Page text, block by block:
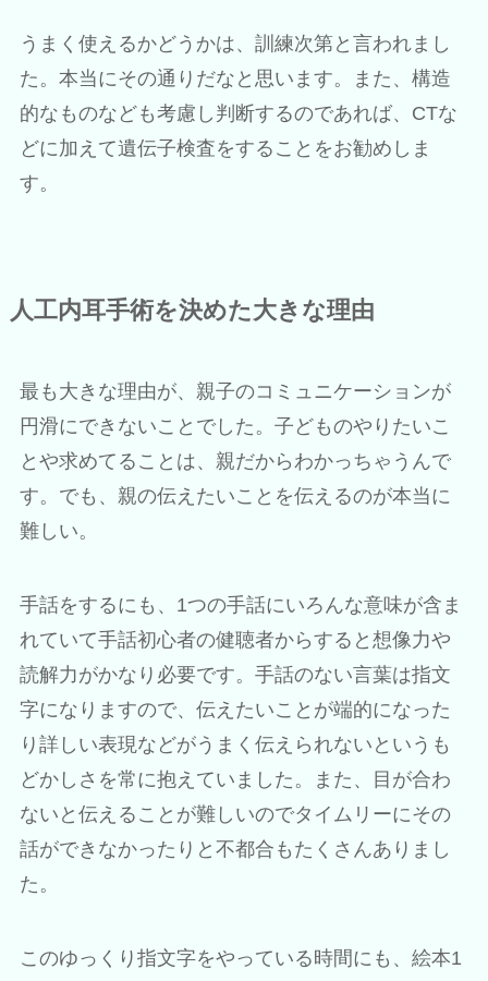
うまく使えるかどうかは、訓練次第と言われまし
た。本当にその通りだなと思います。また、構造
的なものなども考慮し判断するのであれば、CTな
どに加えて遺伝子検査をすることをお勧めしま
す。
人工内耳手術を決めた大きな理由
最も大きな理由が、親子のコミュニケーションが
円滑にできないことでした。子どものやりたいこ
とや求めてることは、親だからわかっちゃうんで
す。でも、親の伝えたいことを伝えるのが本当に
難しい。
手話をするにも、1つの手話にいろんな意味が含ま
れていて手話初心者の健聴者からすると想像力や
読解力がかなり必要です。手話のない言葉は指文
字になりますので、伝えたいことが端的になった
り詳しい表現などがうまく伝えられないというも
どかしさを常に抱えていました。また、目が合わ
ないと伝えることが難しいのでタイムリーにその
話ができなかったりと不都合もたくさんありまし
た。
このゆっくり指文字をやっている時間にも、絵本1